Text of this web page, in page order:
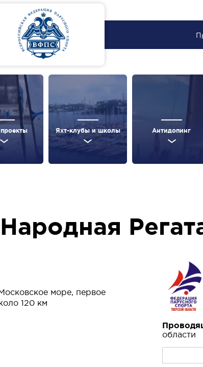
Яхт-клубы и школы Антидопинг
море, первое
120 км
области